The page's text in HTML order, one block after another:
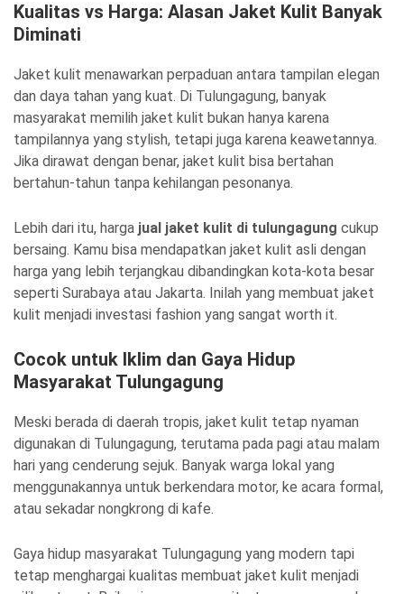
Kualitas vs Harga: Alasan Jaket Kulit Banyak
Diminati
Jaket kulit menawarkan perpaduan antara tampilan elegan
dan daya tahan yang kuat. Di Tulungagung, banyak
masyarakat memilih jaket kulit bukan hanya karena
tampilannya yang stylish, tetapi juga karena keawetannya.
Jika dirawat dengan benar, jaket kulit bisa bertahan
bertahun-tahun tanpa kehilangan pesonanya.
Lebih dari itu, harga jual jaket kulit di tulungagung cukup
bersaing. Kamu bisa mendapatkan jaket kulit asli dengan
harga yang lebih terjangkau dibandingkan kota-kota besar
seperti Surabaya atau Jakarta. Inilah yang membuat jaket
kulit menjadi investasi fashion yang sangat worth it.
Cocok untuk Iklim dan Gaya Hidup
Masyarakat Tulungagung
Meski berada di daerah tropis, jaket kulit tetap nyaman
digunakan di Tulungagung, terutama pada pagi atau malam
hari yang cenderung sejuk. Banyak warga lokal yang
menggunakannya untuk berkendara motor, ke acara formal,
atau sekadar nongkrong di kafe.
Gaya hidup masyarakat Tulungagung yang modern tapi
tetap menghargai kualitas membuat jaket kulit menjadi